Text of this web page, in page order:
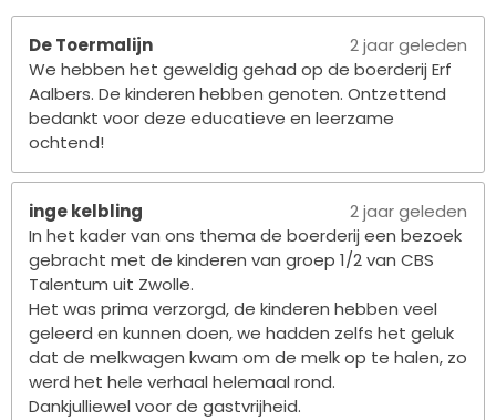
De Toermalijn
2 jaar geleden
We hebben het geweldig gehad op de boerderij Erf
Aalbers. De kinderen hebben genoten. Ontzettend
bedankt voor deze educatieve en leerzame
ochtend!
inge kelbling
2 jaar geleden
In het kader van ons thema de boerderij een bezoek
gebracht met de kinderen van groep 1/2 van CBS
Talentum uit Zwolle.
Het was prima verzorgd, de kinderen hebben veel
geleerd en kunnen doen, we hadden zelfs het geluk
dat de melkwagen kwam om de melk op te halen, zo
werd het hele verhaal helemaal rond.
Dankjulliewel voor de gastvrijheid.